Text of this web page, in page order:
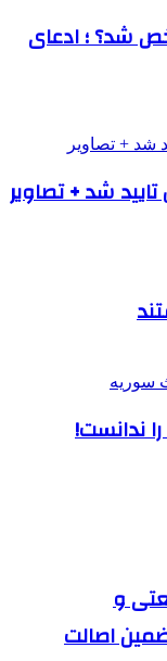
شد؟ ؛ ادعای
شد + تصاویر
ندانست!
و
اصالت